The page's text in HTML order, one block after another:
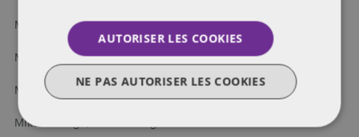
Margaret Nixon, Stikeman Elliott LLP
Mary Paterson, Osler, Hoskin & Harcourt LLP
Michael H. Lubetsky, McMillan LLP
Mike Collinge, Deloitte Legal Canada LLP
AUTORISER LES COOKIES
NE PAS AUTORISER LES COOKIES